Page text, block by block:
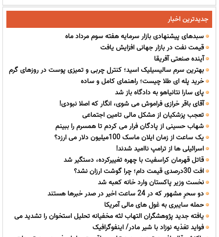
واگذار می شود
جدیدترین اخبار
سبدهای پیشنهادی بازار سرمایه هفته سوم مرداد ماه
قیمت نفت در بازار جهانی افزایش یافت
آینده صنعتی آفریقا
بهترین سرم سالیسیلیک اسید؛ کنترل چربی و تمیزی پوست در روزهای گرم
سال
خرید پله ای طلا چیست؛ راهنمای کامل و ساده
پای سارا نتانیاهو به دادگاه باز شد
آقای باقر خرازی فراموش می شوی، انگار که اصلا نبودی!
تعجب پزشکیان از مشکل مالی تامین اجتماعی
شهاب حسینی از پادگان فرار می کردم تا همسرم را ببینم
یک ساعت از زمان ایلان ماسک 100میلیون دلار می ارزد؟
اسرائیلی ها از ترامپ ناامید شدند!
قاتل قهرمان کراسفیت با چهره تغییرکرده، دستگیر شد
افت 30درصدی قیمت دام؛ چرا گوشت ارزان نشد؟
نخست وزیر پاکستان وارد خانه کعبه شد
دو سحرِ مشهور که در 24 ساعت اخیر در صدر خبرها هستند
حمله سایبری به غول های مالی آمریکا
یافته جدید پژوهشگران التهاب لثه مخفیانه تحلیل استخوان را تشدید می
کند
فواید تغذیه نوزاد با شیر مادر/ اینفوگرافیک